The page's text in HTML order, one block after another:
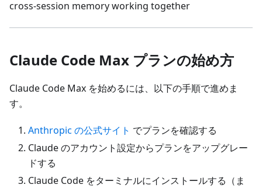
Claude Code Max プランの始め方
Claude Code Max を始めるには、以下の手順で進めま
す。
Anthropic の公式サイト でプランを確認する
Claude のアカウント設定からプランをアップグレー
ドする
Claude Code をターミナルにインストールする（ま